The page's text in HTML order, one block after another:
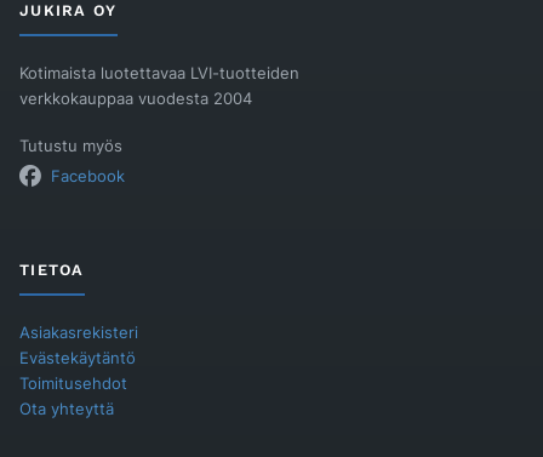
JUKIRA OY
Kotimaista luotettavaa LVI-tuotteiden
verkkokauppaa vuodesta 2004
Tutustu myös
Facebook
TIETOA
Asiakasrekisteri
Evästekäytäntö
Toimitusehdot
Ota yhteyttä